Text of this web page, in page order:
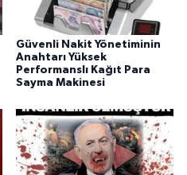
Güvenli Nakit Yönetiminin
Anahtarı Yüksek
Performanslı Kağıt Para
Sayma Makinesi